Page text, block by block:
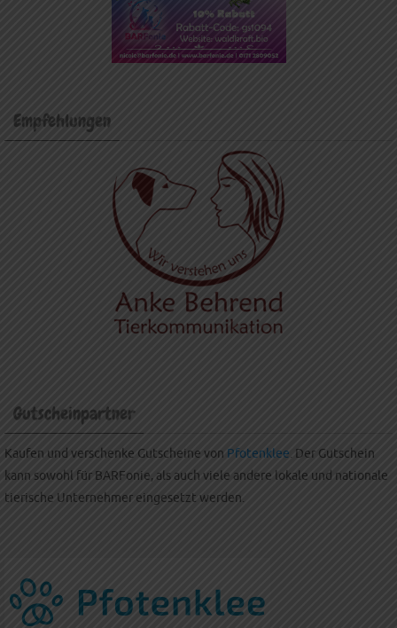
Empfehlungen
Gutscheinpartner
Kaufen und verschenke Gutscheine von Pfotenklee. Der Gutschein
kann sowohl für BARFonie, als auch viele andere lokale und nationale
tierische Unternehmer eingesetzt werden.